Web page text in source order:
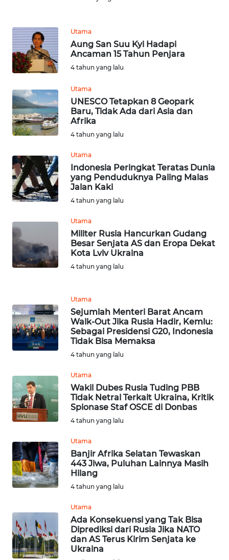
Utama
Aung San Suu Kyi Hadapi
Ancaman 15 Tahun Penjara
4 tahun yang lalu
Utama
UNESCO Tetapkan 8 Geopark
Baru, Tidak Ada dari Asia dan
Afrika
4 tahun yang lalu
Utama
Indonesia Peringkat Teratas Dunia
yang Penduduknya Paling Malas
Jalan Kaki
4 tahun yang lalu
Utama
Militer Rusia Hancurkan Gudang
Besar Senjata AS dan Eropa Dekat
Kota Lviv Ukraina
4 tahun yang lalu
Utama
Sejumlah Menteri Barat Ancam
Walk-Out Jika Rusia Hadir, Kemlu:
Sebagai Presidensi G20, Indonesia
Tidak Bisa Memaksa
4 tahun yang lalu
Utama
Wakil Dubes Rusia Tuding PBB
Tidak Netral Terkait Ukraina, Kritik
Spionase Staf OSCE di Donbas
4 tahun yang lalu
Utama
Banjir Afrika Selatan Tewaskan
443 Jiwa, Puluhan Lainnya Masih
Hilang
4 tahun yang lalu
Utama
Ada Konsekuensi yang Tak Bisa
Diprediksi dari Rusia Jika NATO
dan AS Terus Kirim Senjata ke
Ukraina
WN
TEBING
TINGGI
WN
PAKPAK
WN
KARAWANG
WN
BEKASI
WN
WN
DEPOK
WN
SAMOSIR
PADANG
LAWAS
WN
WN
CIANJUR
WN
SERIBU
WN
TANGERANG